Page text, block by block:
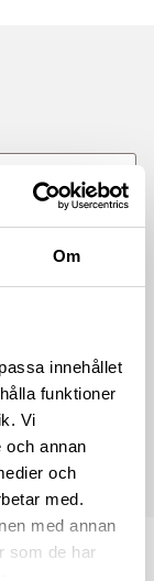
Om
innehållet
funktioner
Vi
och annan
och
med.
med annan
som de har
i enlighet med